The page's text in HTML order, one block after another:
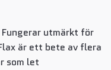
utmärkt för
är ett bete av flera
som let